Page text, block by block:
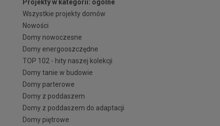
Projekty w kategorii: ogólne
Wszystkie projekty domów
Nowości
Domy nowoczesne
Domy energooszczędne
TOP 102 - hity naszej kolekcji
Domy tanie w budowie
Domy parterowe
Domy z poddaszem
Domy z poddaszem do adaptacji
Domy piętrowe